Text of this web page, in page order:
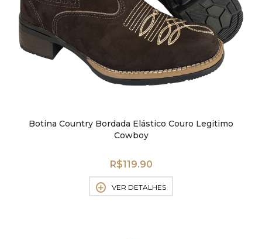
Botina Country Bordada Elástico Couro Legitimo
Cowboy
R$119.90
VER DETALHES